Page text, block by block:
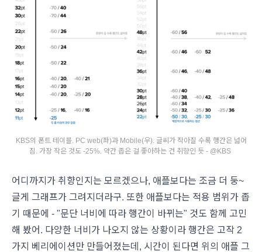
KBS의 폰트 테이블. PC web(좌)과 Mobile(우). 글씨가 작아질 수록 행간은 넓어
짐. 가장 작은 것도 -25%. 약간 좁은 걸 좋아하는 건 취향인 듯 - @KBS
어디까지가 취향인지는 모르겠으나, 애플보다는 조금 더 둥~
글게 그래프가 그려지더라구. 또한 애플보다는 적용 범위가 좁
기 때문에 - "문단 너비에 따라 행간이 바뀌는" 것도 함께 고민
해 봤어. 다양한 너비가 나오지 않는 상황이라 행간은 고작 2
가지 베리에이션만 만들어졌는데, 시간이 된다면 위의 애플 그